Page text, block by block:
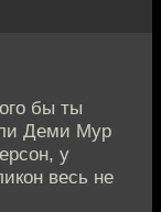
бы ты
Деми Мур
у
весь не